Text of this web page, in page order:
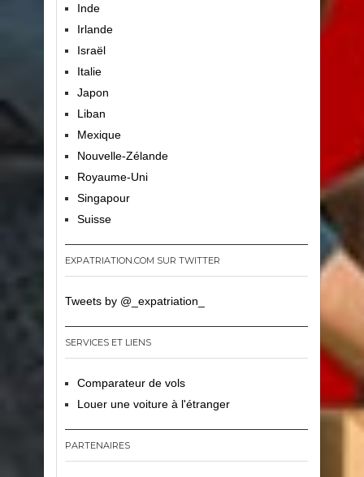
Inde
Irlande
Israël
Italie
Japon
Liban
Mexique
Nouvelle-Zélande
Royaume-Uni
Singapour
Suisse
EXPATRIATION.COM SUR TWITTER
Tweets by @_expatriation_
SERVICES ET LIENS
Comparateur de vols
Louer une voiture à l'étranger
PARTENAIRES